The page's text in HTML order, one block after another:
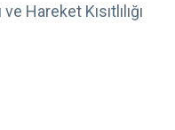
Hareket Kısıtlılığı